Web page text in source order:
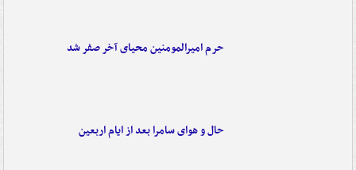
حرم امیرالمومنین محیای آخر صفر شد
حال و هوای سامرا بعد از ایام اربعین